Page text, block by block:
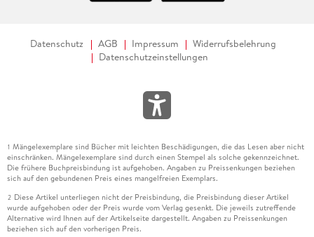
Datenschutz AGB Impressum
Widerrufsbelehrung
Datenschutzeinstellungen
1 Mängelexemplare sind Bücher mit leichten Beschädigungen, die das Lesen aber nicht
einschränken. Mängelexemplare sind durch einen Stempel als solche gekennzeichnet.
Die frühere Buchpreisbindung ist aufgehoben. Angaben zu Preissenkungen beziehen
sich auf den gebundenen Preis eines mangelfreien Exemplars.
2 Diese Artikel unterliegen nicht der Preisbindung, die Preisbindung dieser Artikel
wurde aufgehoben oder der Preis wurde vom Verlag gesenkt. Die jeweils zutreffende
Alternative wird Ihnen auf der Artikelseite dargestellt. Angaben zu Preissenkungen
beziehen sich auf den vorherigen Preis.